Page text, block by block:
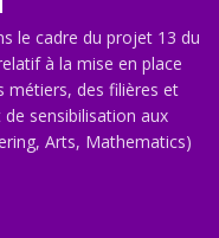
le cadre du projet 13 du
à la mise en place
métiers, des filières et
sensibilisation aux
Arts, Mathematics)